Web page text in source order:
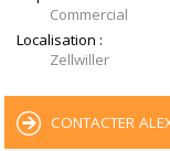
Commercial
Localisation :
Zellwiller
CONTACTER